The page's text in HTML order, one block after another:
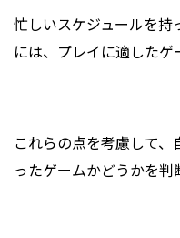
忙しいスケジュールを持
には、プレイに適したゲ
これらの点を考慮して
ったゲームかどうかを判